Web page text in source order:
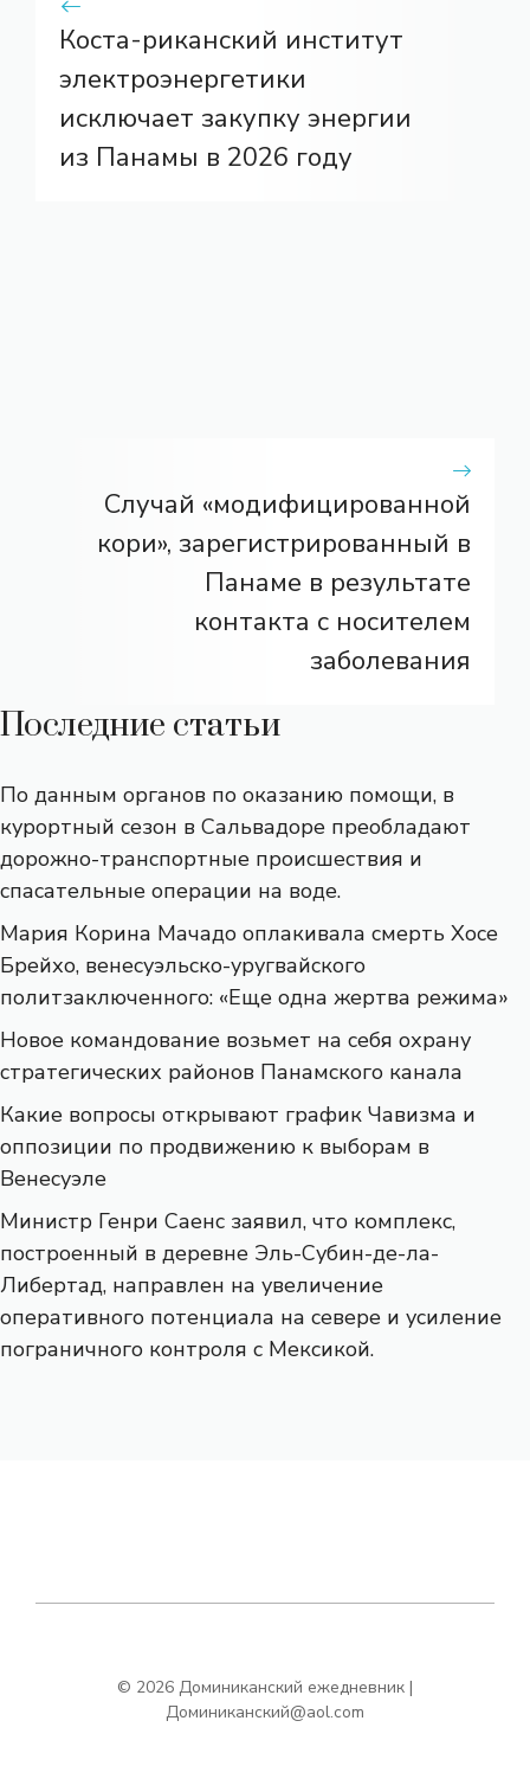
Коста-риканский институт
электроэнергетики
исключает закупку энергии
из Панамы в 2026 году
Случай «модифицированной
кори», зарегистрированный в
Панаме в результате
контакта с носителем
заболевания
Последние статьи
По данным органов по оказанию помощи, в
курортный сезон в Сальвадоре преобладают
дорожно-транспортные происшествия и
спасательные операции на воде.
Мария Корина Мачадо оплакивала смерть Хосе
Брейхо, венесуэльско-уругвайского
политзаключенного: «Еще одна жертва режима»
Новое командование возьмет на себя охрану
стратегических районов Панамского канала
Какие вопросы открывают график Чавизма и
оппозиции по продвижению к выборам в
Венесуэле
Министр Генри Саенс заявил, что комплекс,
построенный в деревне Эль-Субин-де-ла-
Либертад, направлен на увеличение
оперативного потенциала на севере и усиление
пограничного контроля с Мексикой.
© 2026 Доминиканский ежедневник |
Доминиканский@aol.com